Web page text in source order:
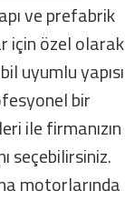
ve prefabrik
için özel olarak
uyumlu yapısı
bir
ile firmanızın
seçebilirsiniz.
motorlarında